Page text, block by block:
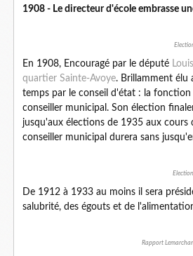
1908 - Le directeur d'école embrasse
En 1908, Encouragé par le député
quartier Sainte-Avoye. Brillamment élu
temps par le conseil d'état : la
conseiller municipal. Son élection
jusqu'aux élections de 1935 aux cours
conseiller municipal durera sans
De 1912 à 1933 au moins il sera
salubrité, des égouts et de
Rapport